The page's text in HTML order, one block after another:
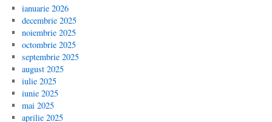
ianuarie 2026
decembrie 2025
noiembrie 2025
octombrie 2025
septembrie 2025
august 2025
iulie 2025
iunie 2025
mai 2025
aprilie 2025